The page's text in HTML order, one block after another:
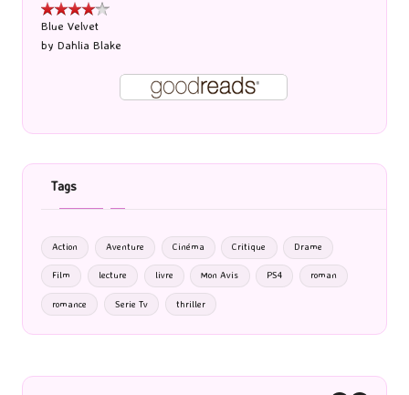
Blue Velvet
by Dahlia Blake
Tags
Action Aventure Cinéma Critique Drame
Film lecture livre Mon Avis PS4 roman
romance Serie Tv thriller